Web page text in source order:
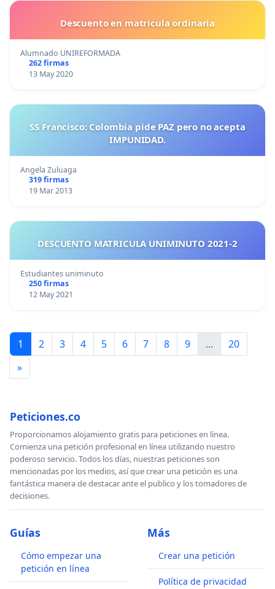
Descuento en matricula ordinaria
Alumnado UNIREFORMADA
262 firmas
13 May 2020
SS Francisco: Colombia pide PAZ pero no acepta
IMPUNIDAD.
Angela Zuluaga
319 firmas
19 Mar 2013
DESCUENTO MATRICULA UNIMINUTO 2021-2
Estudiantes uniminuto
250 firmas
12 May 2021
1 2 3 4 5 6 7 8 9 ...
20
»
Peticiones.co
Proporcionamos alojamiento gratis para peticiones en línea.
Comienza una petición profesional en línea utilizando nuestro
poderoso servicio. Todos los días, nuestras peticiones son
mencionadas por los medios, así que crear una petición es una
fantástica manera de destacar ante el publico y los tomadores de
decisiones.
Guías
Cómo empezar una
petición en línea
Más
Crear una petición
Política de privacidad